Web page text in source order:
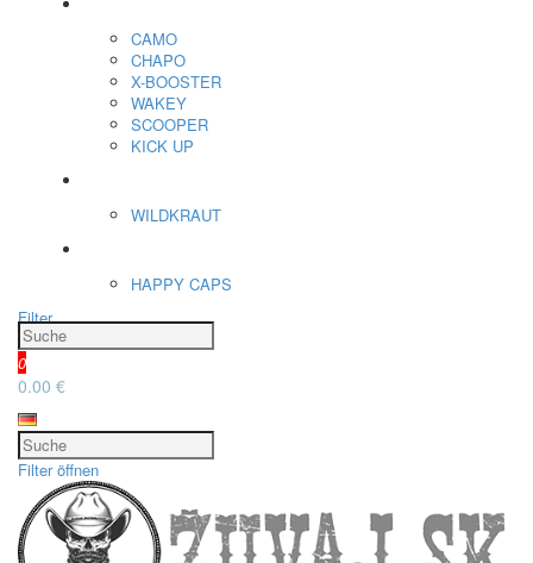
CAMO
CHAPO
X-BOOSTER
WAKEY
SCOOPER
KICK UP
WILDKRAUT
HAPPY CAPS
Filter
0
0.00 €
Filter öffnen